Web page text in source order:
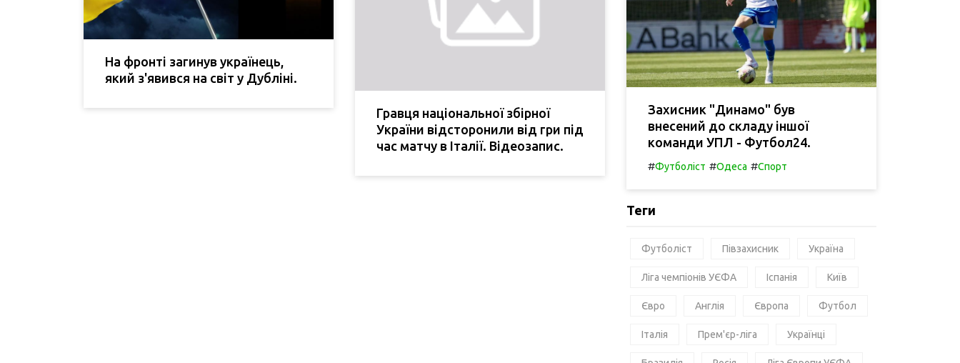
На фронті загинув українець,
який з'явився на світ у Дубліні.
Гравця національної збірної
України відсторонили від гри під
час матчу в Італії. Відеозапис.
Захисник "Динамо" був
внесений до складу іншої
команди УПЛ - Футбол24.
#Футболіст #Одеса #Спорт
Теги
Футболіст Півзахисник Україна
Ліга чемпіонів УЄФА Іспанія Київ
Євро Англія Європа Футбол
Італія Прем'єр-ліга Українці